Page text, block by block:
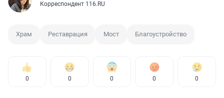
Корреспондент 116.RU
Храм Реставрация Мост Благоустройство
0 0 0 0 0